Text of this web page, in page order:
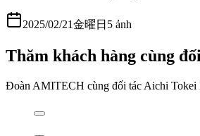
2025/02/21金曜日 5 ảnh
Thăm khách hàng cùng
Đoàn AMITECH cùng đối tác Aichi Tokei